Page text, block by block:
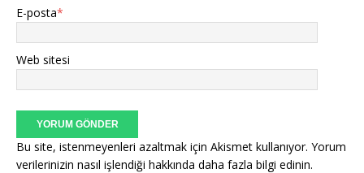
E-posta*
Web sitesi
Bu site, istenmeyenleri azaltmak için Akismet kullanıyor. Yorum
verilerinizin nasıl işlendiği hakkında daha fazla bilgi edinin.